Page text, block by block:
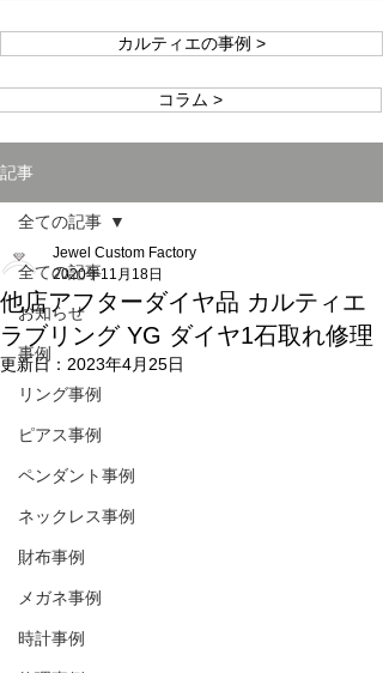
カルティエの事例 >
コラム >
記事
全ての記事
お知らせ
事例
リング事例
ピアス事例
ペンダント事例
ネックレス事例
財布事例
メガネ事例
時計事例
全ての記事
他店アフターダイヤ品 カルティエ
ラブリング YG ダイヤ1石取れ修理
Jewel Custom Factory
2020年11月18日
更新日： 2023年4月25日